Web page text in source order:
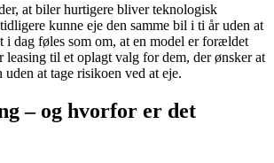
at biler hurtigere bliver teknologisk
kunne eje den samme bil i ti år uden at
i dag føles som om, at en model er forældet
leasing til et oplagt valg for dem, der ønsker at
at tage risikoen ved at eje.
– og hvorfor er det